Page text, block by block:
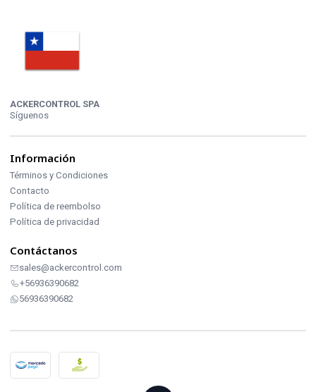
ACKERCONTROL SPA
Síguenos
Información
Términos y Condiciones
Contacto
Política de reembolso
Política de privacidad
Contáctanos
sales@ackercontrol.com
+56936390682
56936390682